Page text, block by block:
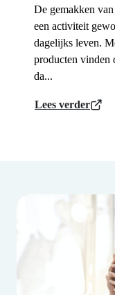
De gemakken
een activiteit
dagelijks leven.
producten vinden
da...
Lees verder